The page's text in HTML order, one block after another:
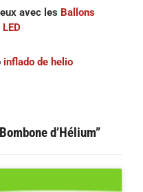
avec les Ballons
inflado de helio
d’Hélium”